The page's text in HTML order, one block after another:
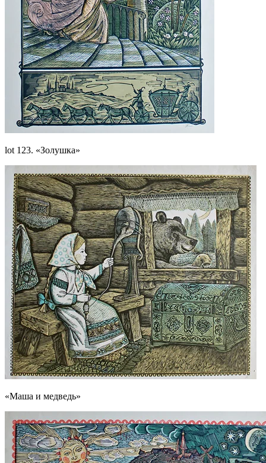
lot 123. «Золушка»
«Маша и медведь»